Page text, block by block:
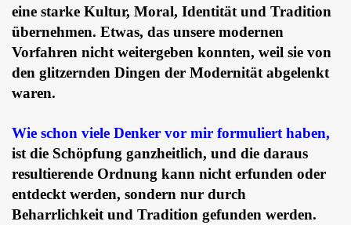
eine starke Kultur, Moral, Identität und Tradition
übernehmen. Etwas, das unsere modernen
Vorfahren nicht weitergeben konnten, weil sie von
den glitzernden Dingen der Modernität abgelenkt
waren.
Wie schon viele Denker vor mir formuliert haben,
ist die Schöpfung ganzheitlich, und die daraus
resultierende Ordnung kann nicht erfunden oder
entdeckt werden, sondern nur durch
Beharrlichkeit und Tradition gefunden werden.